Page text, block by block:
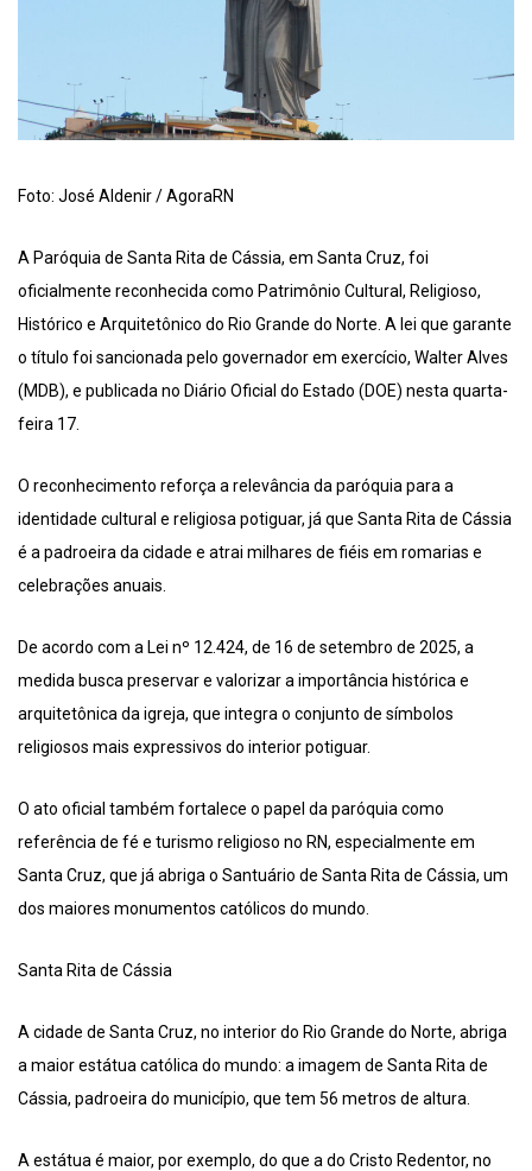
Foto: José Aldenir / AgoraRN
A Paróquia de Santa Rita de Cássia, em Santa Cruz, foi
oficialmente reconhecida como Patrimônio Cultural, Religioso,
Histórico e Arquitetônico do Rio Grande do Norte. A lei que garante
o título foi sancionada pelo governador em exercício, Walter Alves
(MDB), e publicada no Diário Oficial do Estado (DOE) nesta quarta-
feira 17.
O reconhecimento reforça a relevância da paróquia para a
identidade cultural e religiosa potiguar, já que Santa Rita de Cássia
é a padroeira da cidade e atrai milhares de fiéis em romarias e
celebrações anuais.
De acordo com a Lei nº 12.424, de 16 de setembro de 2025, a
medida busca preservar e valorizar a importância histórica e
arquitetônica da igreja, que integra o conjunto de símbolos
religiosos mais expressivos do interior potiguar.
O ato oficial também fortalece o papel da paróquia como
referência de fé e turismo religioso no RN, especialmente em
Santa Cruz, que já abriga o Santuário de Santa Rita de Cássia, um
dos maiores monumentos católicos do mundo.
Santa Rita de Cássia
A cidade de Santa Cruz, no interior do Rio Grande do Norte, abriga
a maior estátua católica do mundo: a imagem de Santa Rita de
Cássia, padroeira do município, que tem 56 metros de altura.
A estátua é maior, por exemplo, do que a do Cristo Redentor, no